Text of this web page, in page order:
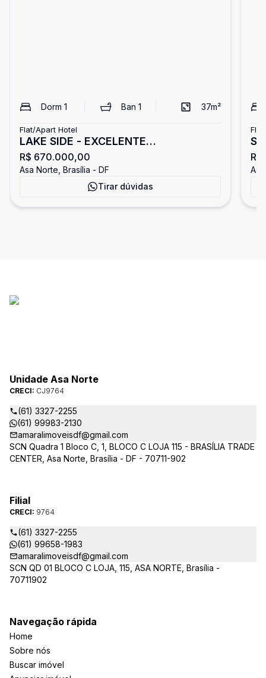
Dorm 1 Ban 1 37m²
Flat/Apart Hotel
LAKE SIDE - EXCELENTE
APARTAMENTO REFORMADO - DESIGN
INTELIGENTE !
R$ 670.000,00
Asa Norte, Brasília - DF
Tirar dúvidas
Unidade Asa Norte
CRECI: CJ9764
(61) 3327-2255
(61) 99983-2130
amaralimoveisdf@gmail.com
SCN Quadra 1 Bloco C, 1, BLOCO C LOJA 115 - BRASÍLIA TRADE
CENTER, Asa Norte, Brasília - DF - 70711-902
Filial
CRECI: 9764
(61) 3327-2255
(61) 99658-1983
amaralimoveisdf@gmail.com
SCN QD 01 BLOCO C LOJA, 115, ASA NORTE, Brasília -
70711902
Navegação rápida
Home
Sobre nós
Buscar imóvel